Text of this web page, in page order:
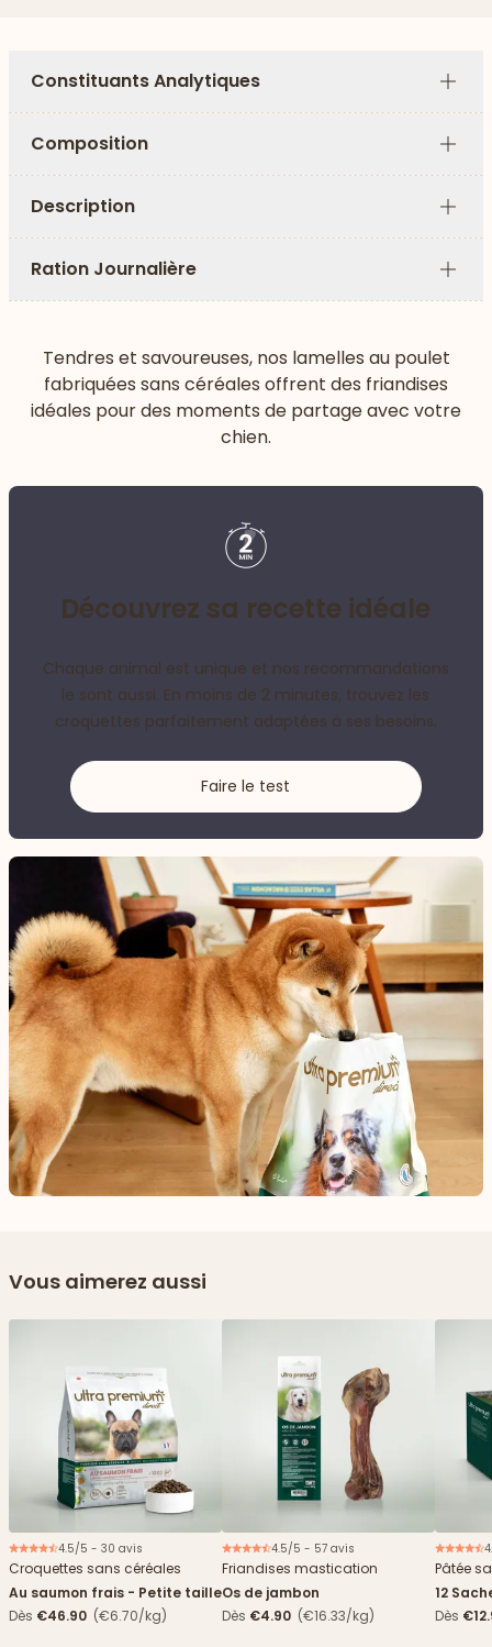
Constituants Analytiques
Plus
Composition
Plus
Description
Plus
Ration Journalière
Plus
Tendres et savoureuses, nos lamelles au poulet
fabriquées sans céréales offrent des friandises
idéales pour des moments de partage avec votre
chien.
Découvrez sa recette idéale
Chaque animal est unique et nos recommandations
le sont aussi. En moins de 2 minutes, trouvez les
croquettes parfaitement adaptées à ses besoins.
Faire le test
Vous aimerez aussi
4.5/5 - 30 avis
Croquettes sans céréales
Au saumon frais - Petite taille
Dès €46.90 (€6.70/kg)
4.5/5 - 57 avis
Friandises mastication
Os de jambon
Dès €4.90 (€16.33/kg)
Pâtée
12
Dès